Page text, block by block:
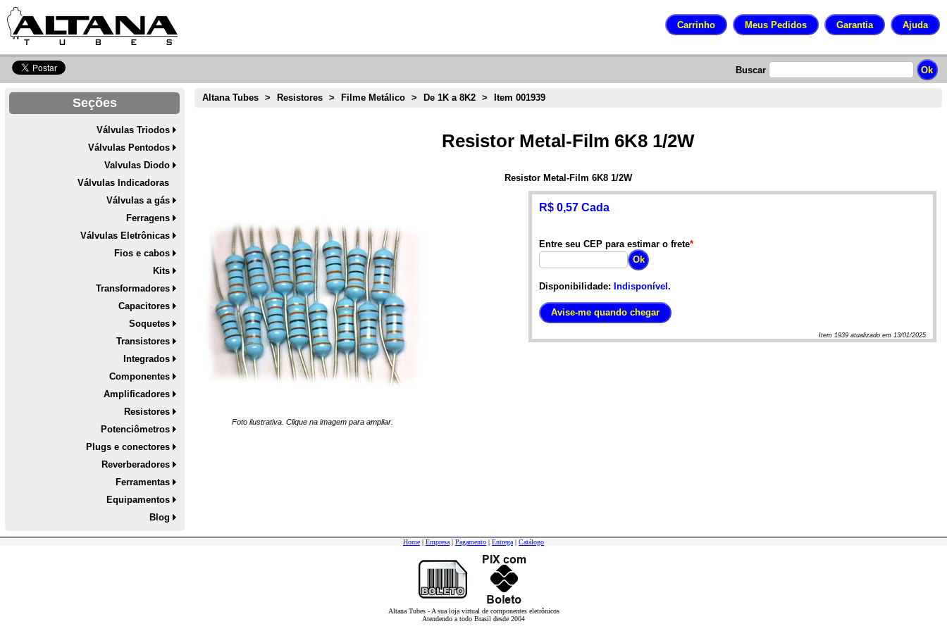
Buscar
Seções
Válvulas Triodos
Válvulas Pentodos
Valvulas Diodo
Válvulas Indicadoras
Válvulas a gás
Ferragens
Válvulas Eletrônicas
Fios e cabos
Kits
Transformadores
Capacitores
Soquetes
Transistores
Integrados
Componentes
Amplificadores
Resistores
Potenciômetros
Plugs e conectores
Reverberadores
Ferramentas
Equipamentos
Blog
Altana Tubes > Resistores > Filme Metálico > De 1K a 8K2 > Item 001939
Resistor Metal-Film 6K8 1/2W
Resistor Metal-Film 6K8 1/2W
Foto ilustrativa. Clique na imagem para ampliar.
R$ 0,57 Cada
Entre seu CEP para estimar o frete*
Disponibilidade: Indisponível.
Item 1939 atualizado em 13/01/2025
Home | Empresa | Pagamento | Entrega | Catálogo
Altana Tubes - A sua loja virtual de componentes eletrônicos
Atendendo a todo Brasil desde 2004